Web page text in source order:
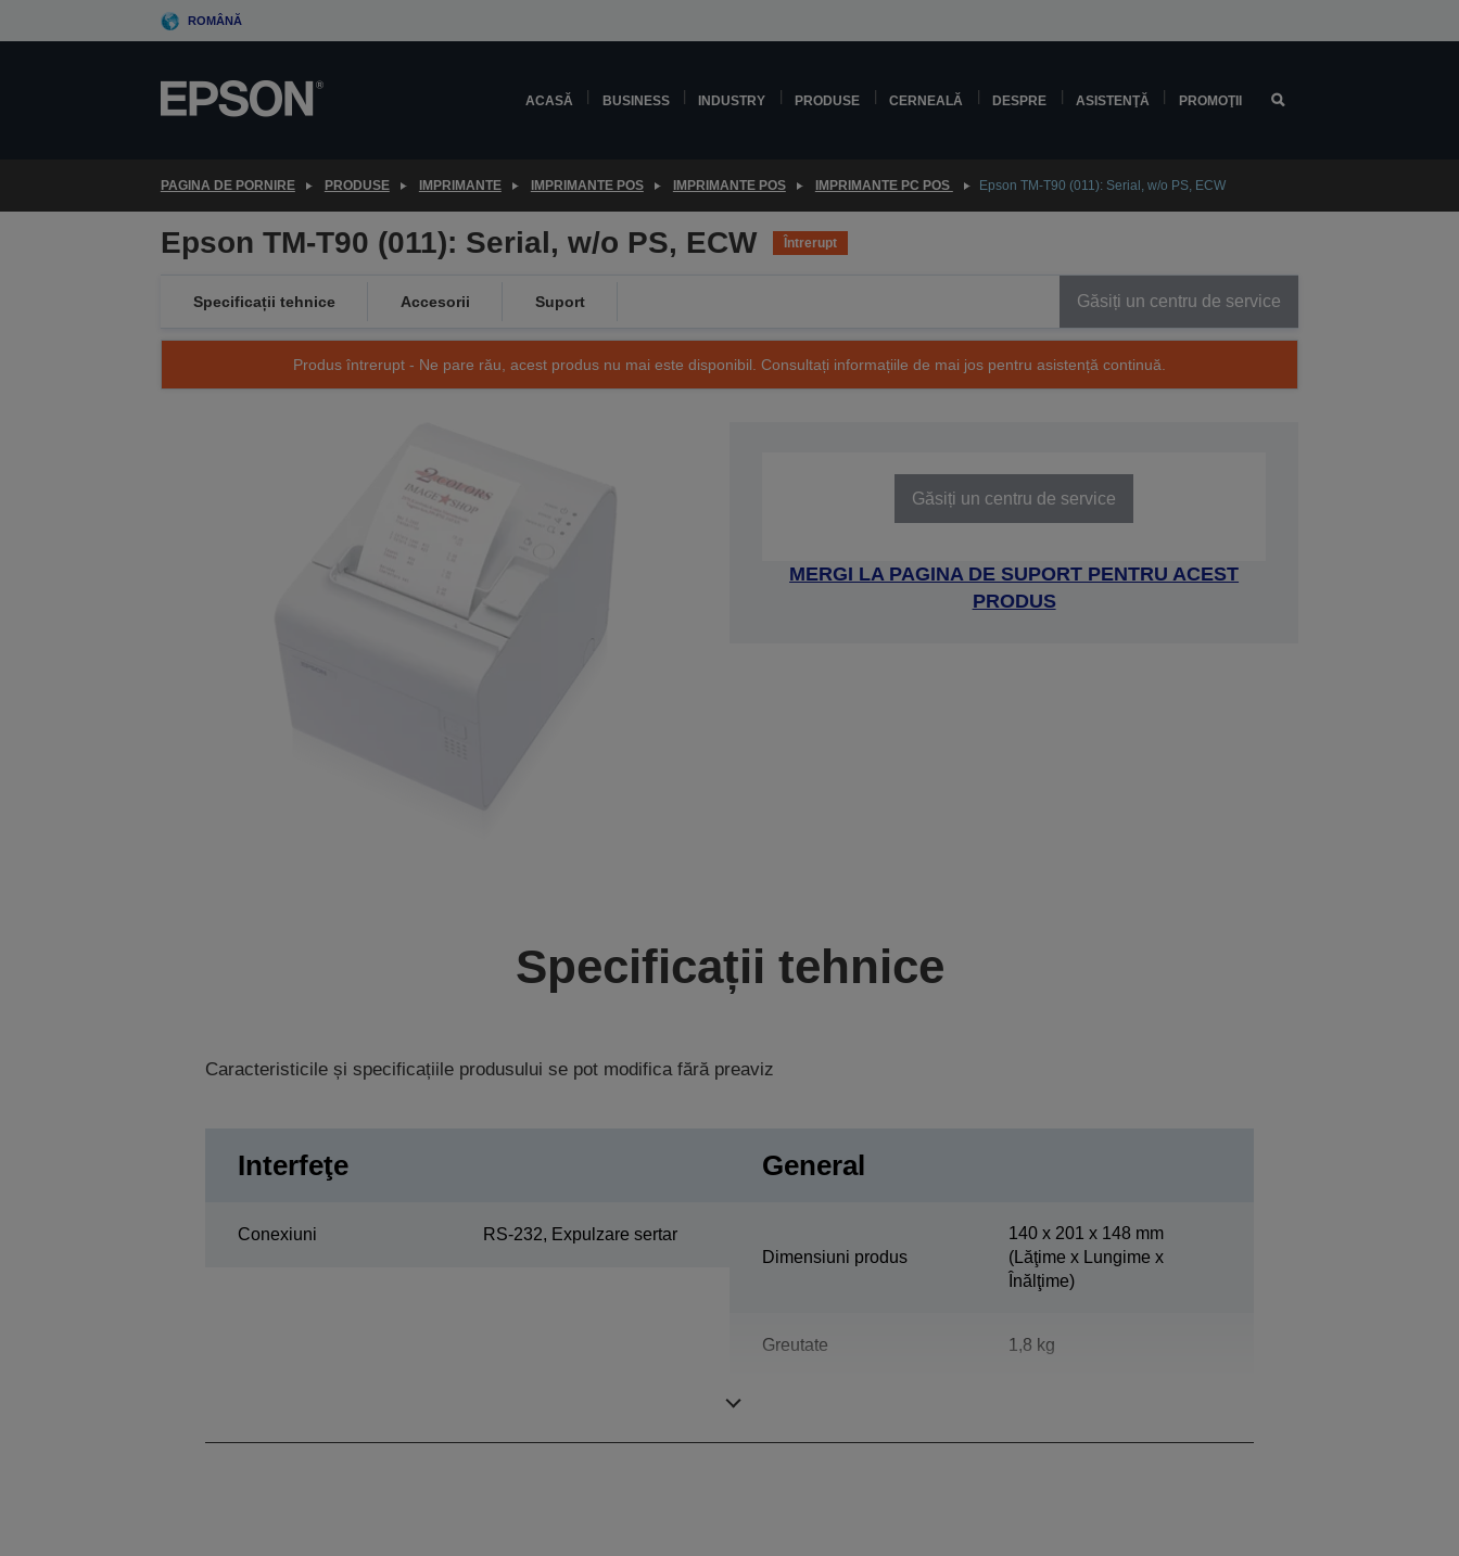
to
ROMÂNĂ
ACASĂ BUSINESS INDUSTRY PRODUSE CERNEALĂ DESPRE ASISTENŢĂ PROMOŢII
PAGINA DE PORNIRE PRODUSE IMPRIMANTE IMPRIMANTE POS IMPRIMANTE POS IMPRIMANTE PC POS Epson TM-T90 (011): Serial, w/o PS, ECW
Epson TM-T90 (011): Serial, w/o PS, ECW Întrerupt
Specificații tehnice Accesorii Suport Găsiți un centru de service
Produs întrerupt - Ne pare rău, acest produs nu mai este disponibil. Consultați informațiile de mai jos pentru asistență continuă.
Găsiți un centru de service
MERGI LA PAGINA DE SUPORT PENTRU ACEST
PRODUS
Specificații tehnice
Caracteristicile și specificațiile produsului se pot modifica fără preaviz
Interfeţe
Conexiuni RS-232, Expulzare sertar
General
Dimensiuni produs
140‎ x 201 x 148 mm
(Lăţime x Lungime x
Înălţime)
Greutate 1,8 kg